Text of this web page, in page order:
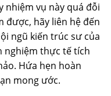
nhiệm vụ này quá đỗi
được, hãy liên hệ đến
ngũ kiến trúc sư của
nghiệm thực tế tích
Hứa hẹn hoàn
mong ước.